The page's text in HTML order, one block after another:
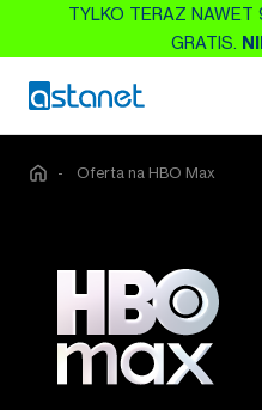
TYLKO TERAZ NAWET
GRATIS.
- Oferta na HBO Max